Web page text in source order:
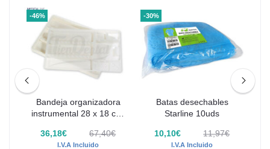
-46%
Bandeja organizadora
instrumental 28 x 18 cm.
36,18€
67,40€
I.V.A Incluido
-30%
Batas desechables
Starline 10uds
10,10€ 11,97€
I.V.A Incluido